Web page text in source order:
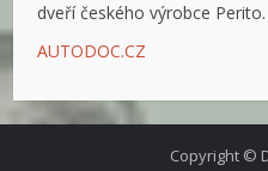
dveří českého výrobce Perito.
AUTODOC.CZ
Copyright ©